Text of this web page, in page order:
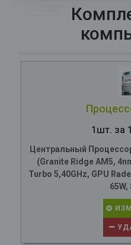
1шт. за
Центральный Процессор
(Granite Ridge AM5,
Turbo 5,40GHz, GPU
65W,